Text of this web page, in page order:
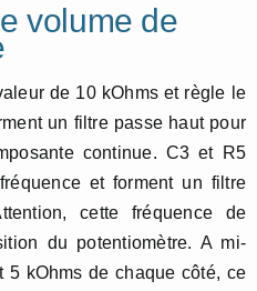
volume de
de 10 kOhms et règle le
un filtre passe haut pour
continue. C3 et R5
et forment un filtre
cette fréquence de
du potentiomètre. A mi-
5 kOhms de chaque côté, ce